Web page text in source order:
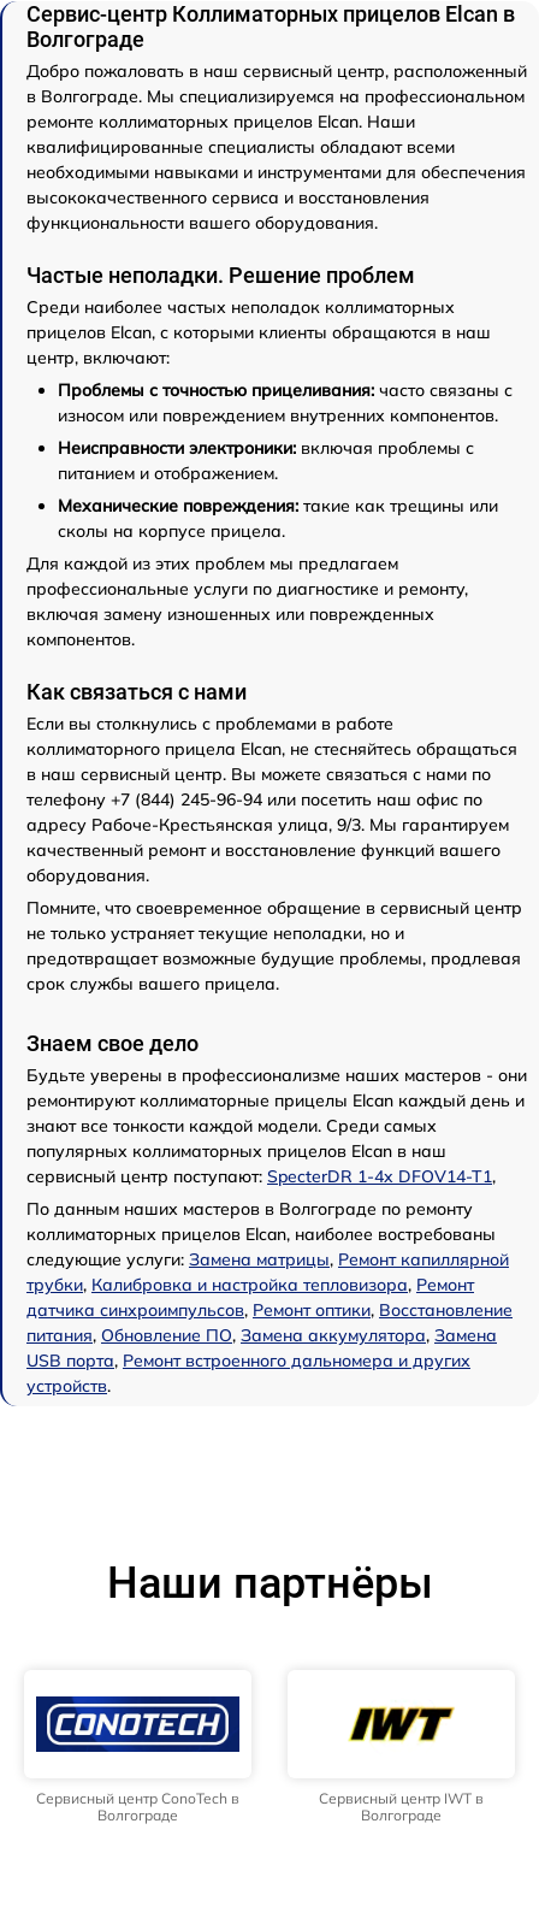
Сервис-центр Коллиматорных прицелов Elcan в
Волгограде
Добро пожаловать в наш сервисный центр, расположенный
в Волгограде. Мы специализируемся на профессиональном
ремонте коллиматорных прицелов Elcan. Наши
квалифицированные специалисты обладают всеми
необходимыми навыками и инструментами для обеспечения
высококачественного сервиса и восстановления
функциональности вашего оборудования.
Частые неполадки. Решение проблем
Среди наиболее частых неполадок коллиматорных
прицелов Elcan, с которыми клиенты обращаются в наш
центр, включают:
Проблемы с точностью прицеливания: часто связаны с
износом или повреждением внутренних компонентов.
Неисправности электроники: включая проблемы с
питанием и отображением.
Механические повреждения: такие как трещины или
сколы на корпусе прицела.
Для каждой из этих проблем мы предлагаем
профессиональные услуги по диагностике и ремонту,
включая замену изношенных или поврежденных
компонентов.
Как связаться с нами
Если вы столкнулись с проблемами в работе
коллиматорного прицела Elcan, не стесняйтесь обращаться
в наш сервисный центр. Вы можете связаться с нами по
телефону +7 (844) 245-96-94 или посетить наш офис по
адресу Рабоче-Крестьянская улица, 9/3. Мы гарантируем
качественный ремонт и восстановление функций вашего
оборудования.
Помните, что своевременное обращение в сервисный центр
не только устраняет текущие неполадки, но и
предотвращает возможные будущие проблемы, продлевая
срок службы вашего прицела.
Знаем свое дело
Будьте уверены в профессионализме наших мастеров - они
ремонтируют коллиматорные прицелы Elcan каждый день и
знают все тонкости каждой модели. Среди самых
популярных коллиматорных прицелов Elcan в наш
сервисный центр поступают: SpecterDR 1-4x DFOV14-T1,
По данным наших мастеров в Волгограде по ремонту
коллиматорных прицелов Elcan, наиболее востребованы
следующие услуги: Замена матрицы, Ремонт капиллярной
трубки, Калибровка и настройка тепловизора, Ремонт
датчика синхроимпульсов, Ремонт оптики, Восстановление
питания, Обновление ПО, Замена аккумулятора, Замена
USB порта, Ремонт встроенного дальномера и других
устройств.
Наши партнёры
Сервисный центр ConoTech в
Волгограде
Сервисный центр IWT в
Волгограде